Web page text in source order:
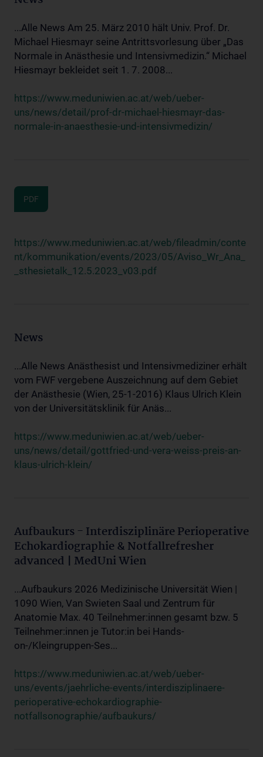
...Alle News Am 25. März 2010 hält Univ. Prof. Dr.
Michael Hiesmayr seine Antrittsvorlesung über „Das
Normale in Anästhesie und Intensivmedizin.“ Michael
Hiesmayr bekleidet seit 1. 7. 2008...
https://www.meduniwien.ac.at/web/ueber-
uns/news/detail/prof-dr-michael-hiesmayr-das-
normale-in-anaesthesie-und-intensivmedizin/
PDF
https://www.meduniwien.ac.at/web/fileadmin/conte
nt/kommunikation/events/2023/05/Aviso_Wr_Ana_
_sthesietalk_12.5.2023_v03.pdf
News
...Alle News Anästhesist und Intensivmediziner erhält
vom FWF vergebene Auszeichnung auf dem Gebiet
der Anästhesie (Wien, 25-1-2016) Klaus Ulrich Klein
von der Universitätsklinik für Anäs...
https://www.meduniwien.ac.at/web/ueber-
uns/news/detail/gottfried-und-vera-weiss-preis-an-
klaus-ulrich-klein/
Aufbaukurs - Interdisziplinäre Perioperative
Echokardiographie & Notfallrefresher
advanced | MedUni Wien
...Aufbaukurs 2026 Medizinische Universität Wien |
1090 Wien, Van Swieten Saal und Zentrum für
Anatomie Max. 40 Teilnehmer:innen gesamt bzw. 5
Teilnehmer:innen je Tutor:in bei Hands-
on-/Kleingruppen-Ses...
https://www.meduniwien.ac.at/web/ueber-
uns/events/jaehrliche-events/interdisziplinaere-
perioperative-echokardiographie-
notfallsonographie/aufbaukurs/